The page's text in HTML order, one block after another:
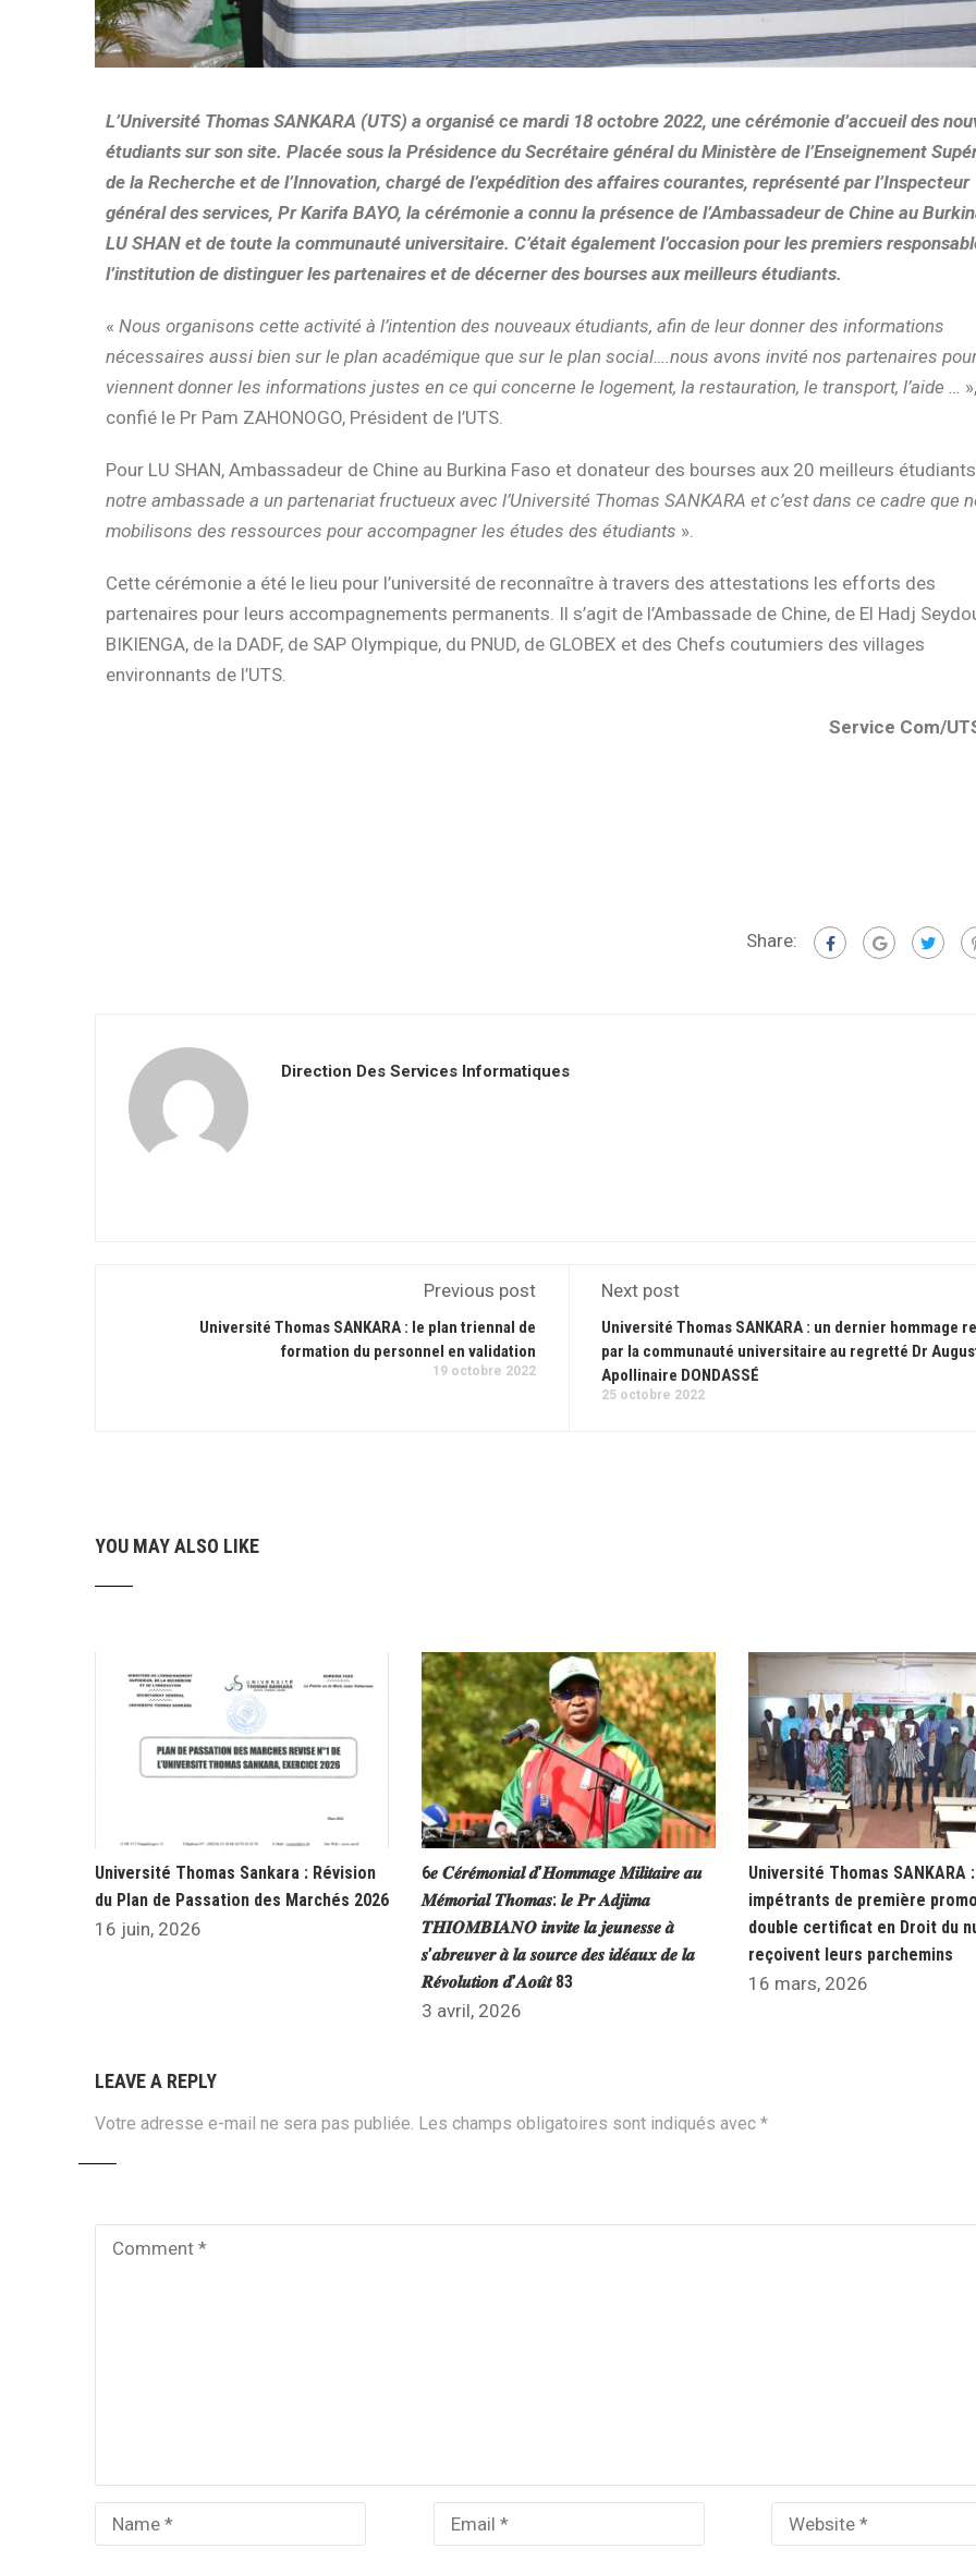
L’Université Thomas SANKARA (UTS) a organisé ce mardi 18 octobre 2022, une cérémonie d’accueil des
étudiants sur son site. Placée sous la Présidence du Secrétaire général du Ministère de l’Enseignement
de la Recherche et de l’Innovation, chargé de l’expédition des affaires courantes, représenté par l’Inspecteur
général des services, Pr Karifa BAYO, la cérémonie a connu la présence de l’Ambassadeur de Chine au
LU SHAN et de toute la communauté universitaire. C’était également l’occasion pour les premiers
l’institution de distinguer les partenaires et de décerner des bourses aux meilleurs étudiants.
« Nous organisons cette activité à l’intention des nouveaux étudiants, afin de leur donner des informations
nécessaires aussi bien sur le plan académique que sur le plan social….nous avons invité nos partenaires
viennent donner les informations justes en ce qui concerne le logement, la restauration, le transport, l’aide …
confié le Pr Pam ZAHONOGO, Président de l’UTS.
Pour LU SHAN, Ambassadeur de Chine au Burkina Faso et donateur des bourses aux 20 meilleurs
notre ambassade a un partenariat fructueux avec l’Université Thomas SANKARA et c’est dans ce cadre que
mobilisons des ressources pour accompagner les études des étudiants ».
Cette cérémonie a été le lieu pour l’université de reconnaître à travers des attestations les efforts des
partenaires pour leurs accompagnements permanents. Il s’agit de l’Ambassade de Chine, de El Hadj
BIKIENGA, de la DADF, de SAP Olympique, du PNUD, de GLOBEX et des Chefs coutumiers des villages
environnants de l’UTS.
Service Com/
Share:
Direction Des Services Informatiques
Previous post
Université Thomas SANKARA : le plan triennal de
formation du personnel en validation
19 octobre 2022
Next post
Université Thomas SANKARA : un dernier hommage
par la communauté universitaire au regretté Dr
Apollinaire DONDASSÉ
25 octobre 2022
YOU MAY ALSO LIKE
Université Thomas Sankara : Révision
du Plan de Passation des Marchés 2026
16 juin, 2026
6𝒆 𝑪𝒆́𝒓𝒆́𝒎𝒐𝒏𝒊𝒂𝒍 𝒅’𝑯𝒐𝒎𝒎𝒂𝒈𝒆 𝑴𝒊𝒍𝒊𝒕𝒂𝒊𝒓𝒆 𝒂𝒖
𝑴𝒆́𝒎𝒐𝒓𝒊𝒂𝒍 𝑻𝒉𝒐𝒎𝒂𝒔: 𝒍𝒆 𝑷𝒓 𝑨𝒅𝒋𝒊𝒎𝒂
𝑻𝑯𝑰𝑶𝑴𝑩𝑰𝑨𝑵𝑶 𝒊𝒏𝒗𝒊𝒕𝒆 𝒍𝒂 𝒋𝒆𝒖𝒏𝒆𝒔𝒔𝒆 𝒂̀
𝒔’𝒂𝒃𝒓𝒆𝒖𝒗𝒆𝒓 𝒂̀ 𝒍𝒂 𝒔𝒐𝒖𝒓𝒄𝒆 𝒅𝒆𝒔 𝒊𝒅𝒆́𝒂𝒖𝒙 𝒅𝒆 𝒍𝒂
𝑹𝒆́𝒗𝒐𝒍𝒖𝒕𝒊𝒐𝒏 𝒅’𝑨𝒐𝒖̂𝒕 83
3 avril, 2026
Université Thomas SANKARA
impétrants de première
double certificat en Droit du
reçoivent leurs parchemins
16 mars, 2026
LEAVE A REPLY
Votre adresse e-mail ne sera pas publiée. Les champs obligatoires sont indiqués avec *